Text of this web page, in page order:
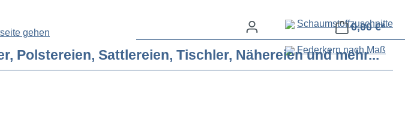
Schaumstoffzuschnitte
Federkern nach Maß
0,00 €*
Polstereien, Sattlereien, Tischler, Nähereien und mehr...